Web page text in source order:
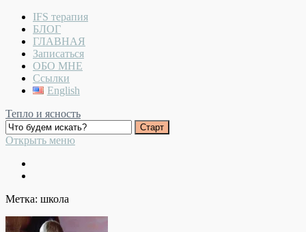
IFS терапия
БЛОГ
ГЛАВНАЯ
Записаться
ОБО МНЕ
Ссылки
English
Тепло и ясность
Открыть меню
Метка: школа